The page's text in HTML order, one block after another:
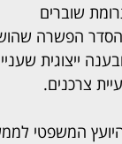
שוברים
הפשרה
ייצוגית
צרכנים.
המשפטי